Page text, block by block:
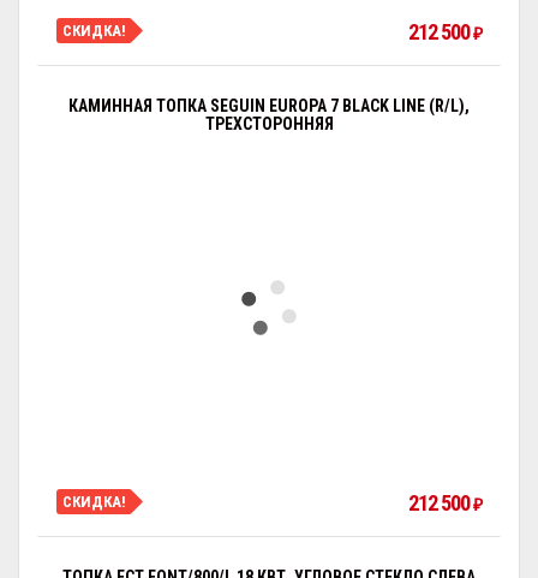
СКИДКА! 212 500₽
КАМИННАЯ ТОПКА SEGUIN EUROPA 7 BLACK LINE (R/L),
ТРЕХСТОРОННЯЯ
СКИДКА! 212 500₽